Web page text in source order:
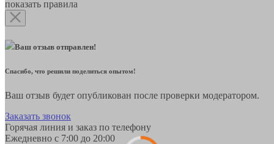
показать правила
Ваш отзыв отправлен!
Спасибо, что решили поделиться опытом!
Ваш отзыв будет опубликован после проверки модератором.
Заказать звонок
Горячая линия и заказ по телефону
Ежедневно с 7:00 до 20:00